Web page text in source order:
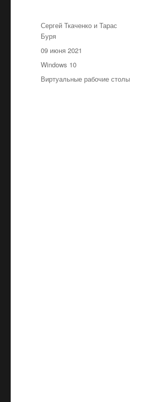
Автор
Сергей Ткаченко и Тарас
Буря
Опубликовано
09 июня 2021
Рубрики
Windows 10
Метки
Виртуальные рабочие столы